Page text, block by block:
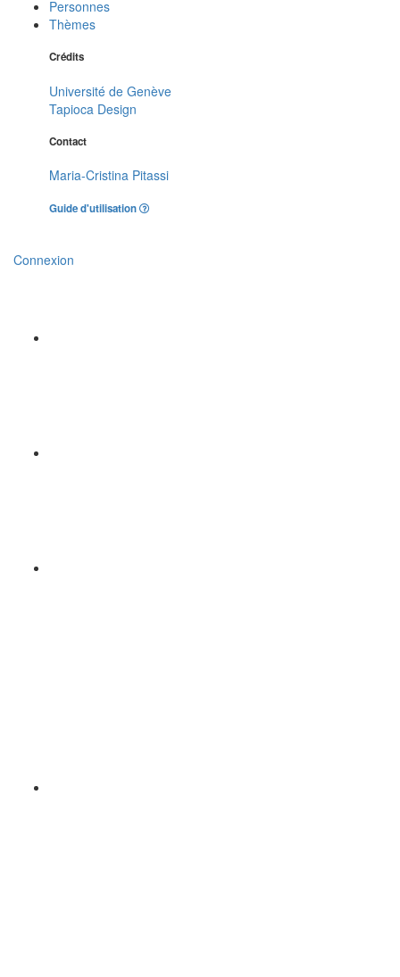
Personnes
Thèmes
Crédits
Université de Genève
Tapioca Design
Contact
Maria-Cristina Pitassi
Guide d'utilisation
Connexion